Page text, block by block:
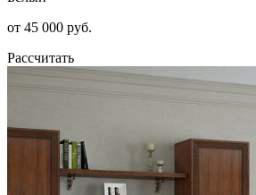
от 45 000 руб.
Рассчитать